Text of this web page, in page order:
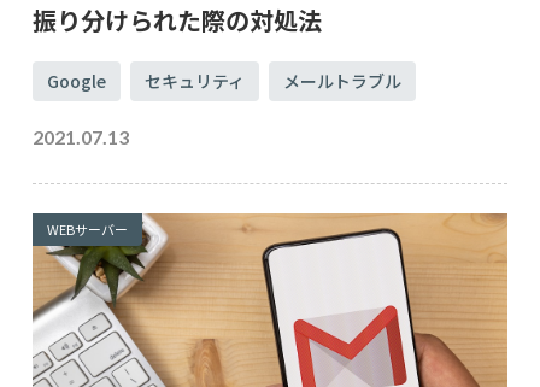
振り分けられた際の対処法
Google セキュリティ メールトラブル
2021.07.13
WEBサーバー